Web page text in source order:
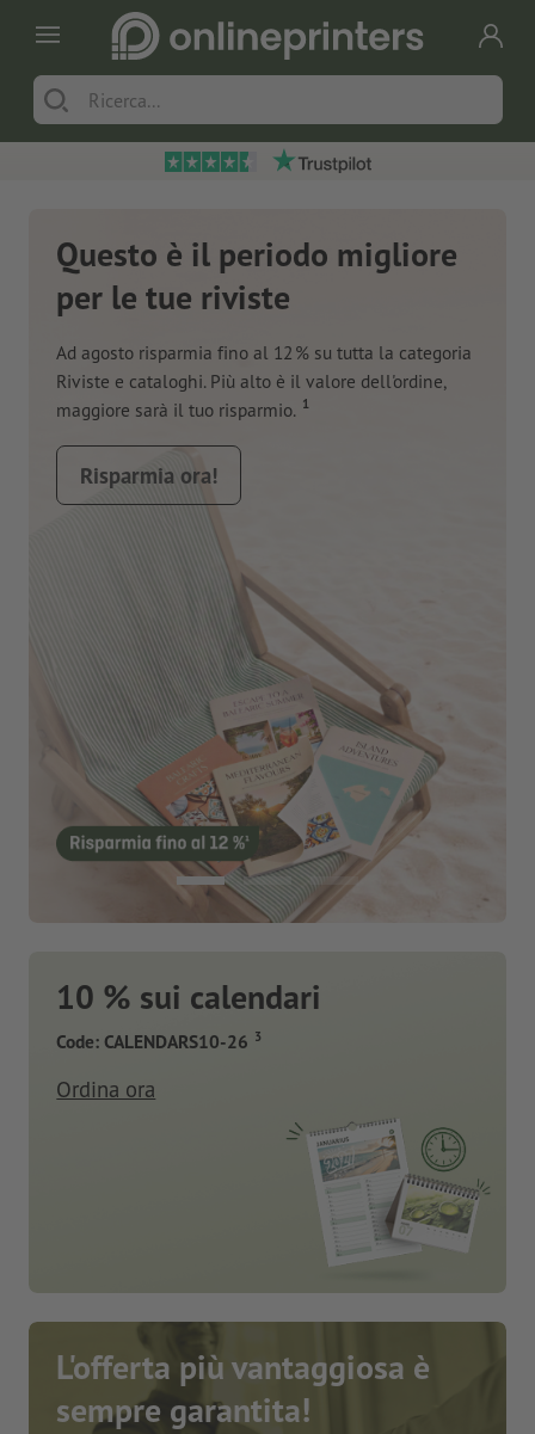
Questo è il periodo migliore
per le tue riviste
Ad agosto risparmia fino al 12 % su tutta la categoria
Riviste e cataloghi. Più alto è il valore dell'ordine,
maggiore sarà il tuo risparmio. 1
Risparmia ora!
10 % sui calendari
Code: CALENDARS10-26 3
Ordina ora
L'offerta più vantaggiosa è
sempre garantita!